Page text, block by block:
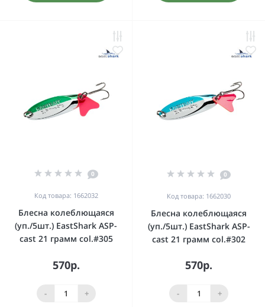
0
Код товара: 1662032
Блесна колеблющаяся
(уп./5шт.) EastShark ASP-
cast 21 грамм col.#305
570р.
- +
0
Код товара: 1662030
Блесна колеблющаяся
(уп./5шт.) EastShark ASP-
cast 21 грамм col.#302
570р.
- +